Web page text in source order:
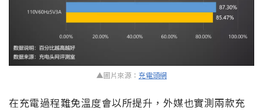
▲圖片來源： 充電頭網
在充電過程難免溫度會以所提升，外媒也實測兩款充